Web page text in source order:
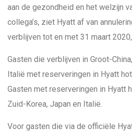
aan de gezondheid en het welzijn
collega’s, ziet Hyatt af van
verblijven tot en met 31 maart
Gasten die verblijven in Groot-
Italië met reserveringen in Hyatt
Gasten met reserveringen in Hyatt
Zuid-Korea, Japan en Italië.
Voor gasten die via de officiële